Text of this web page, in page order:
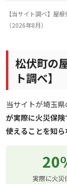
【当サイト調べ】屋
（2026年8月）
松伏町の
ト調べ】
当サイトが埼玉
が実際に火災保
使えることを知ら
実際に火災